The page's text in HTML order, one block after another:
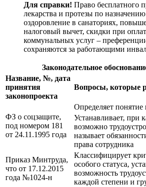
Для справки! Право бесплатного
лекарства и протезы по
оздоровление в санаториях,
налоговый вычет, скидки при
коммунальных услуг –
сохраняются за работающими
Законодательное
Название, №, дата
принятия
законопроекта
Вопросы, которые
ФЗ о соцзащите,
под номером 181
от 24.11.1995 года
Определяет понятие
Устанавливает, при
возможно
называет
права сотрудника
Приказ Минтруда,
что от 17.12.2015
года №1024-н
Классифицирует
особого статуса,
возможность
каждой степени и